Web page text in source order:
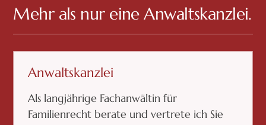
Mehr als nur eine Anwaltskanzlei.
Anwaltskanzlei
Als langjährige Fachanwältin für
Familienrecht berate und vertrete ich Sie